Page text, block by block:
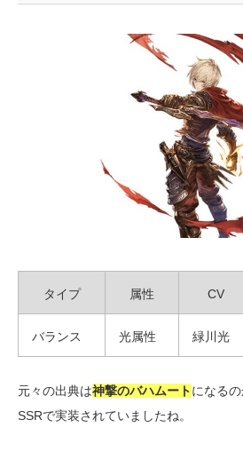
タイプ 属性 CV
バランス 光属性 緑川光
元々の出典は神撃のバハムートになる
SSRで実装されていましたね。